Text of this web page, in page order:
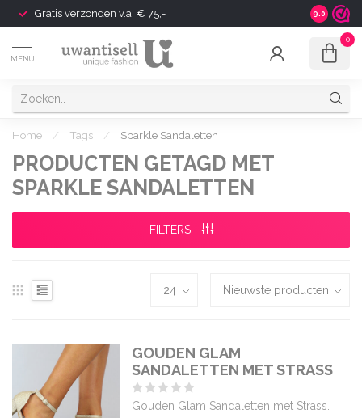
Gratis verzonden v.a. € 75,- Shipping
9.0
MENU
0
Home / Tags / Sparkle Sandaletten
PRODUCTEN GETAGD MET
SPARKLE SANDALETTEN
FILTERS
GOUDEN GLAM
SANDALETTEN MET STRASS
Gouden Glam Sandaletten met Strass.